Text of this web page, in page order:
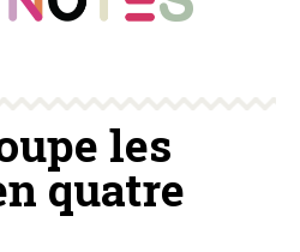
les
quatre